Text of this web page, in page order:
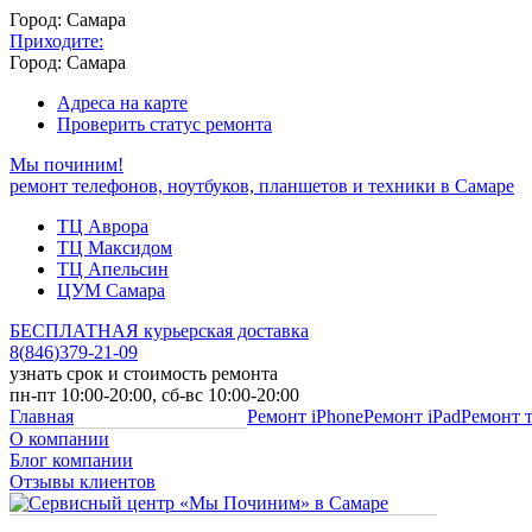
Город: Самара
Приходите:
Город: Самара
Адреса на карте
Проверить статус ремонта
Мы починим!
ремонт телефонов, ноутбуков, планшетов и техники в Самаре
ТЦ Аврора
ТЦ Максидом
ТЦ Апельсин
ЦУМ Самара
БЕСПЛАТНАЯ курьерская доставка
8(846)379-21-09
узнать срок и стоимость ремонта
пн-пт 10:00-20:00, сб-вс 10:00-20:00
Главная
О компании
Блог компании
Отзывы клиентов
Ремонт iPhoneРемонт iPadРемонт